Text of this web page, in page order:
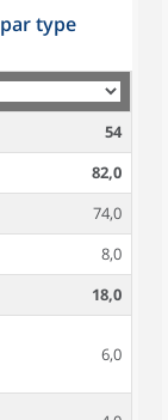
type
54
82,0
74,0
8,0
18,0
6,0